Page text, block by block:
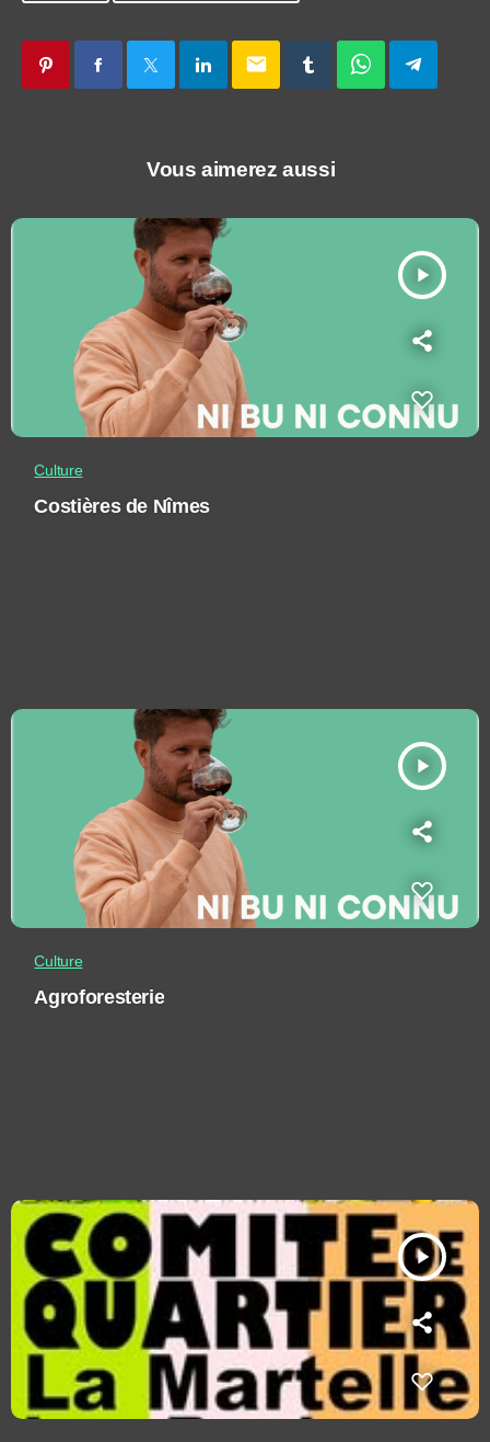
email
Vous aimerez aussi
play_arrow
Culture
Costières de Nîmes
play_arrow
Culture
Agroforesterie
play_arrow